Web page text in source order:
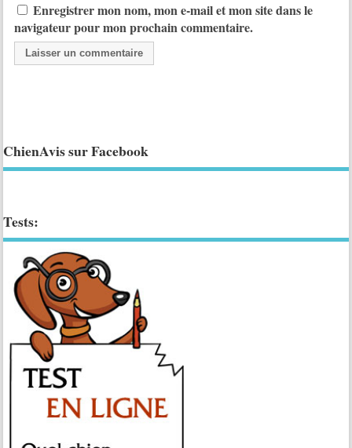
Enregistrer mon nom, mon e-mail et mon site dans le
navigateur pour mon prochain commentaire.
ChienAvis sur Facebook
Tests: